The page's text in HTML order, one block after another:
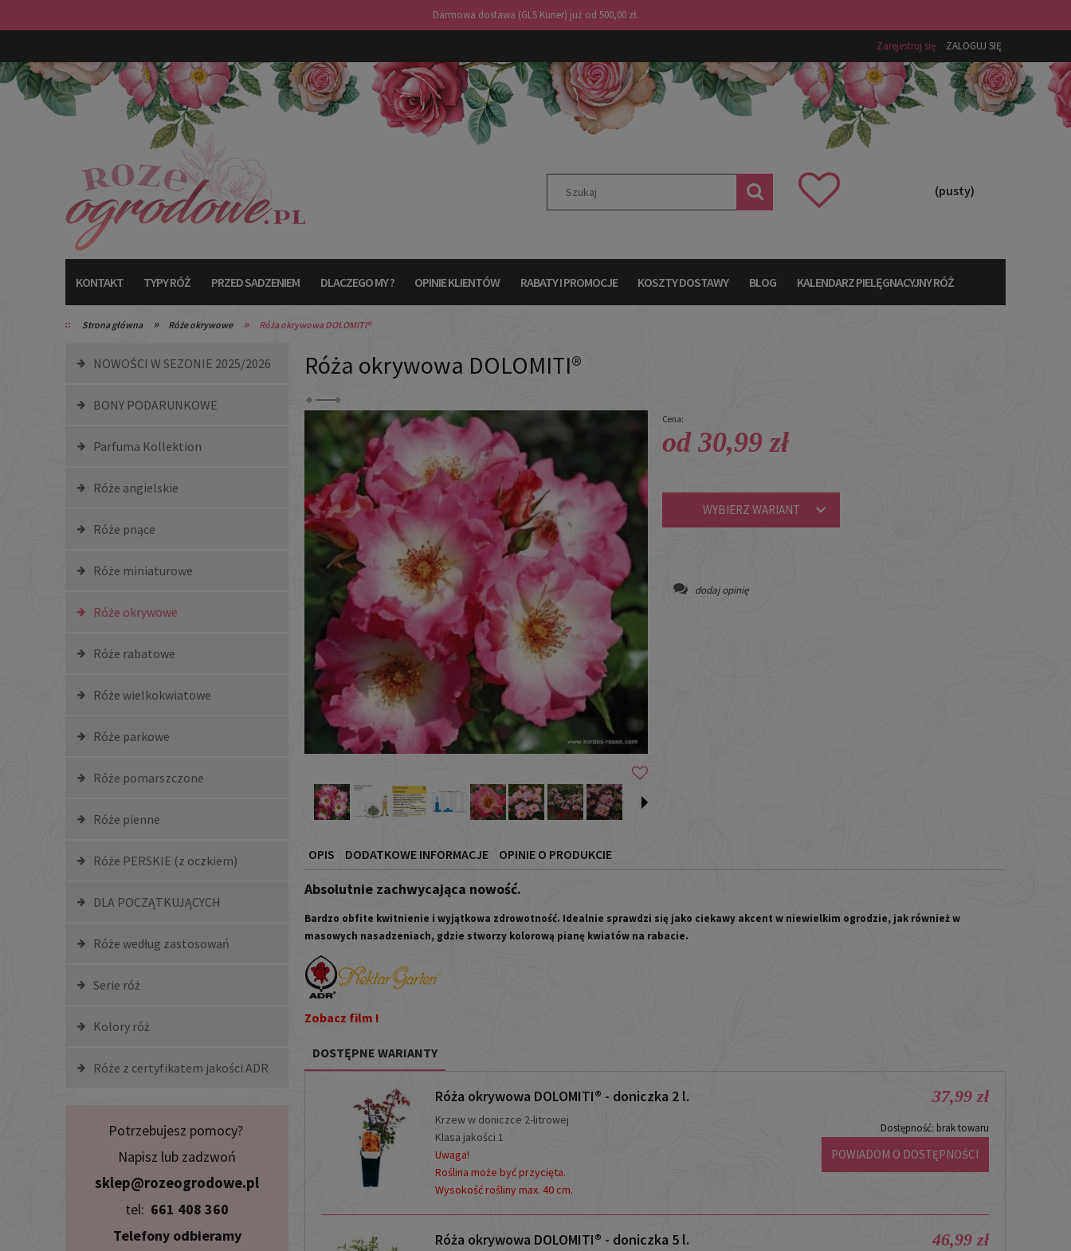
Darmowa dostawa (GLS Kurier) już od 500,00 zł.
Zarejestruj się ZALOGUJ SIĘ
(pusty)
KONTAKT TYPY RÓŻ PRZED SADZENIEM DLACZEGO MY ? OPINIE KLIENTÓW RABATY I PROMOCJE KOSZTY DOSTAWY BLOG KALENDARZ PIELĘGNACYJNY RÓŻ
TYPY RÓŻ
Strona główna » Róże okrywowe » Róża okrywowa DOLOMITI®
NOWOŚCI W SEZONIE 2025/2026
BONY PODARUNKOWE
Parfuma Kollektion
Róże angielskie
Róże pnące
Róże miniaturowe
Róże okrywowe
Róże rabatowe
Róże wielkokwiatowe
Róże parkowe
Róże pomarszczone
Róże pienne
Róże PERSKIE (z oczkiem)
DLA POCZĄTKUJĄCYCH
Róże według zastosowań
Serie róż
Kolory róż
Róże z certyfikatem jakości ADR
Potrzebujesz pomocy?
Napisz lub zadzwoń
sklep@rozeogrodowe.pl
tel: 661 408 360
Telefony odbieramy
Róża okrywowa DOLOMITI®
Cena:
od 30,99 zł
WYBIERZ WARIANT
dodaj opinię
OPIS DODATKOWE INFORMACJE OPINIE O PRODUKCIE
Absolutnie zachwycająca nowość.
Bardzo obfite kwitnienie i wyjątkowa zdrowotność. Idealnie sprawdzi się jako ciekawy akcent w niewielkim ogrodzie, jak również w
masowych nasadzeniach, gdzie stworzy kolorową pianę kwiatów na rabacie.
Zobacz film !
DOSTĘPNE WARIANTY
Róża okrywowa DOLOMITI® - doniczka 2 l.
Krzew w doniczce 2-litrowej
Klasa jakości 1
Uwaga!
Roślina może być przycięta.
Wysokość rośliny max. 40 cm.
37,99 zł
Dostępność: brak towaru
POWIADOM O DOSTĘPNOŚCI
Róża okrywowa DOLOMITI® - doniczka 5 l. 46,99 zł